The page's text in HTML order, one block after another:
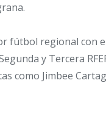
fútbol regional con
y Tercera
como Jimbee